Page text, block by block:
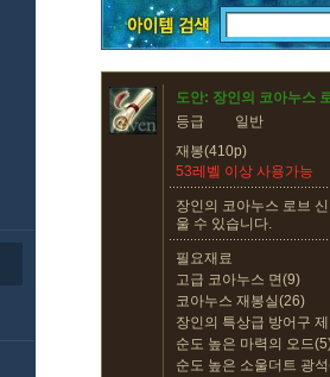
도안: 장인의 코아누스
등급
일반
재봉(410p)
53레벨 이상 사용가능
장인의 코아누스 로브
울 수 있습니다.
필요재료
고급 코아누스 면(9)
코아누스 재봉실(26)
장인의 특상급 방어구
순도 높은 마력의 오드
순도 높은 소울더트 광